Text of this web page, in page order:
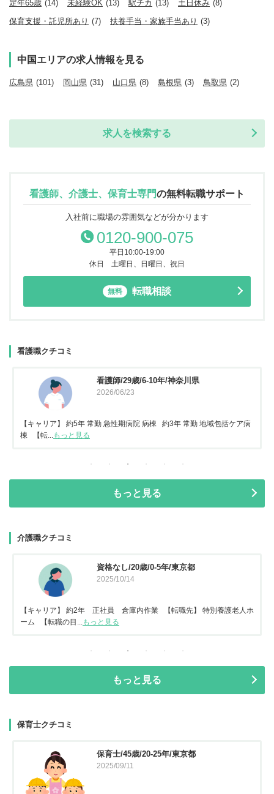
定年65歳 (14) 未経験OK (13) 駅チカ (13) 土日休み (8)
保育支援・託児所あり (7) 扶養手当・家族手当あり (3)
中国エリアの求人情報を見る
広島県 (101) 岡山県 (31) 山口県 (8) 島根県 (3) 鳥取県 (2)
求人を検索する
看護師、介護士、保育士専門の無料転職サポート
入社前に職場の雰囲気などが分かります
0120-900-075
平日10:00-19:00
休日 土曜日、日曜日、祝日
無料 転職相談
看護職クチコミ
看護師/29歳/6-10年/神奈川県
2026/06/23
【キャリア】 約5年 常勤 急性期病院 病棟 約3年 常勤 地域包括ケア病
棟 【転...もっと見る
もっと見る
介護職クチコミ
資格なし/20歳/0-5年/東京都
2025/10/14
【キャリア】 約2年 正社員 倉庫内作業 【転職先】 特別養護老人ホ
ーム 【転職の目...もっと見る
もっと見る
保育士クチコミ
保育士/45歳/20-25年/東京都
2025/09/11